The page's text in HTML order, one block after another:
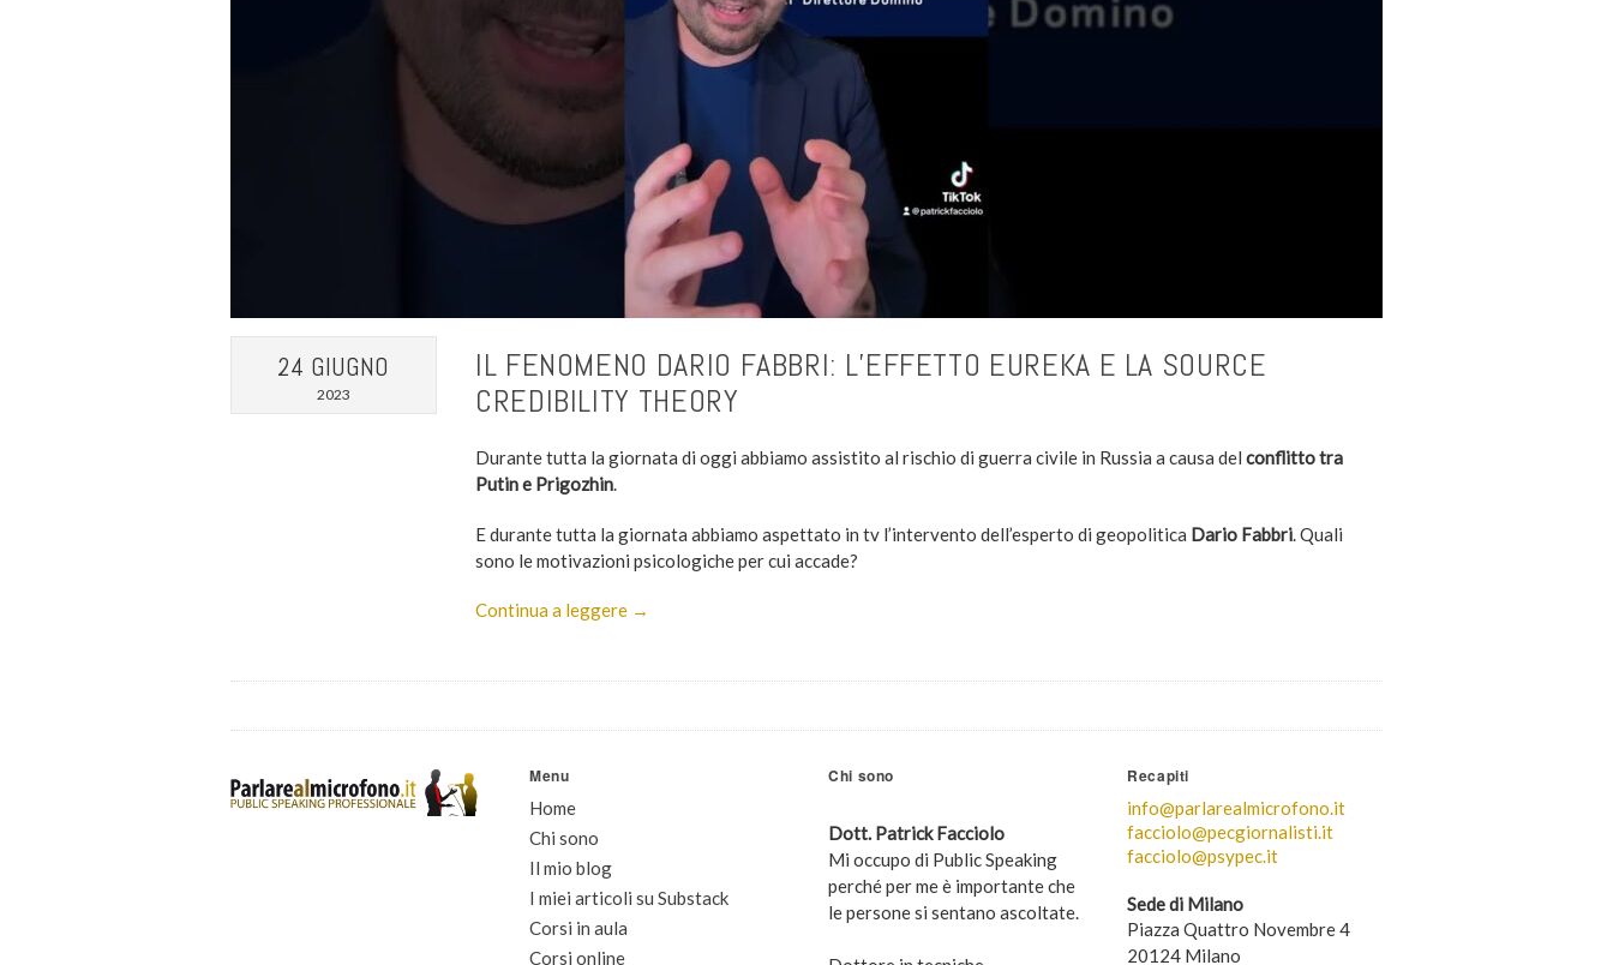
24 GIUGNO
2023
IL FENOMENO DARIO FABBRI: L’EFFETTO EUREKA E LA SOURCE
CREDIBILITY THEORY
Durante tutta la giornata di oggi abbiamo assistito al rischio di guerra civile in Russia a causa del conflitto tra
Putin e Prigozhin.
Edurante tutta la giornata abbiamo aspettato in tv l’intervento dell’esperto di geopolitica Dario Fabbri. Quali
sono le motivazioni psicologiche per cui accade?
Continua a leggere →
Menu
Home
Chi sono
Il mio blog
I miei articoli su Substack
Corsi in aula
Corsi online
Chi sono
Dott. Patrick Facciolo
Mi occupo di Public Speaking
perché per me è importante che
le persone si sentano ascoltate.
Recapiti
info@parlarealmicrofono.it
facciolo@pecgiornalisti.it
facciolo@psypec.it
Sede di Milano
Piazza Quattro Novembre 4
20124 Milano